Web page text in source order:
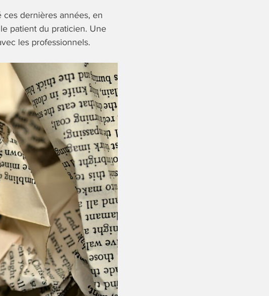
dernières années, en
patient du praticien. Une
les professionnels.